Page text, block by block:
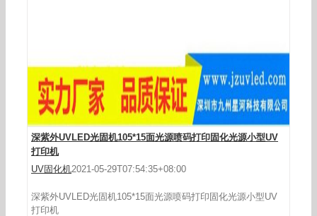
深紫外UVLED光固机105*15面光源喷码打印固化光源小型UV
打印机
UV固化机2021-05-29T07:54:35+08:00
深紫外UVLED光固机105*15面光源喷码打印固化光源小型UV
打印机